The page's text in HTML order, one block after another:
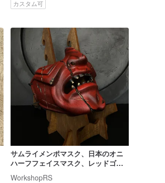
カスタム可
サムライメンポマスク、日本のオニ
ハーフフェイスマスク、レッドゴー
ストオブツシママスク
WorkshopRS